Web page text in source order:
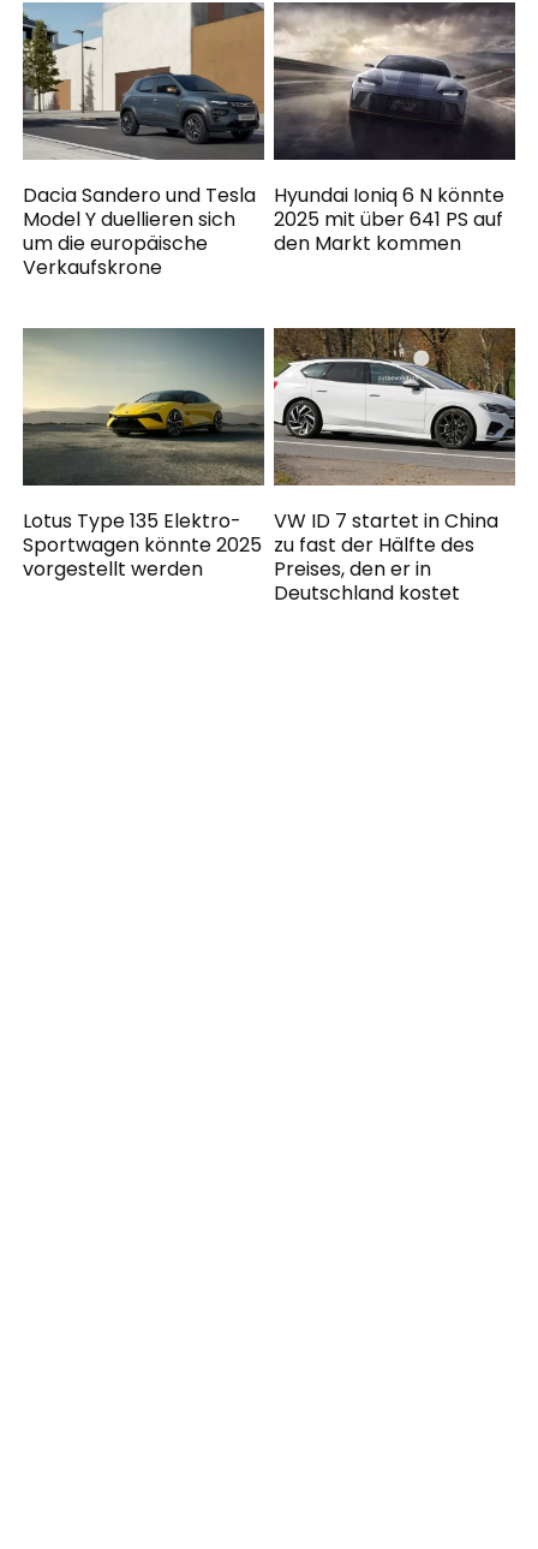
Dacia Sandero und Tesla
Model Y duellieren sich
um die europäische
Verkaufskrone
Hyundai Ioniq 6 N könnte
2025 mit über 641 PS auf
den Markt kommen
Lotus Type 135 Elektro-
Sportwagen könnte 2025
vorgestellt werden
VW ID 7 startet in China
zu fast der Hälfte des
Preises, den er in
Deutschland kostet